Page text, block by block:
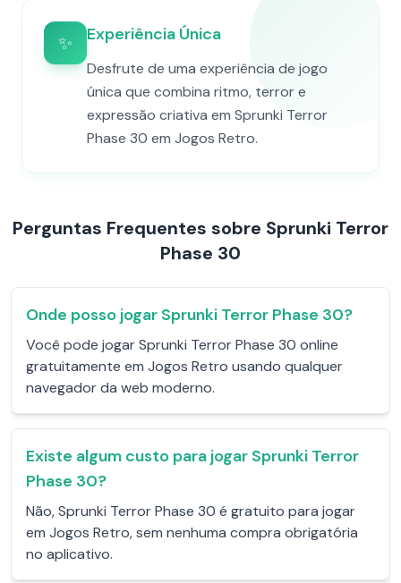
✨ Experiência Única
Desfrute de uma experiência de jogo
única que combina ritmo, terror e
expressão criativa em Sprunki Terror
Phase 30 em Jogos Retro.
Perguntas Frequentes sobre Sprunki Terror
Phase 30
Onde posso jogar Sprunki Terror Phase 30?
Você pode jogar Sprunki Terror Phase 30 online
gratuitamente em Jogos Retro usando qualquer
navegador da web moderno.
Existe algum custo para jogar Sprunki Terror
Phase 30?
Não, Sprunki Terror Phase 30 é gratuito para jogar
em Jogos Retro, sem nenhuma compra obrigatória
no aplicativo.